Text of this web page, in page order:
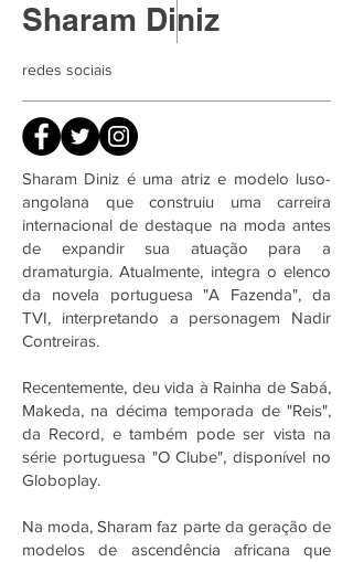
Sharam Diniz
redes sociais
Sharam Diniz é uma atriz e modelo luso-
angolana que construiu uma carreira
internacional de destaque na moda antes
de expandir sua atuação para a
dramaturgia. Atualmente, integra o elenco
da novela portuguesa "A Fazenda", da
TVI, interpretando a personagem Nadir
Contreiras.
Recentemente, deu vida à Rainha de Sabá,
Makeda, na décima temporada de "Reis",
da Record, e também pode ser vista na
série portuguesa "O Clube", disponível no
Globoplay.
Na moda, Sharam faz parte da geração de
modelos de ascendência africana que